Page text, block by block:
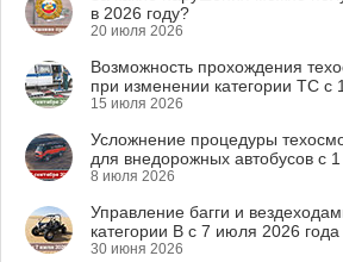
в 2026 году?
20 июля 2026
Возможность прохождения
при изменении категории ТС с
15 июля 2026
Усложнение процедуры
для внедорожных автобусов с
8 июля 2026
Управление багги и
категории B с 7 июля 2026 года
30 июня 2026